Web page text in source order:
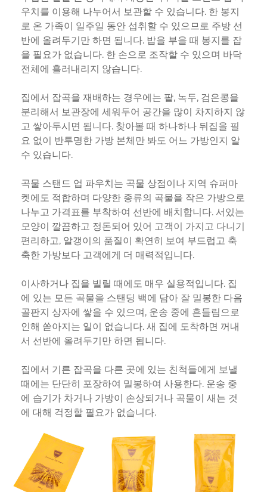
우치를 이용해 나누어서 보관할 수 있습니다. 한 봉지
로 온 가족이 일주일 동안 섭취할 수 있으므로 주방 선
반에 올려두기만 하면 됩니다. 밥을 부을 때 봉지를 잡
을 필요가 없습니다. 한 손으로 조작할 수 있으며 바닥
전체에 흘러내리지 않습니다.
집에서 잡곡을 재배하는 경우에는 팥, 녹두, 검은콩을
분리해서 보관장에 세워두어 공간을 많이 차지하지 않
고 쌓아두시면 됩니다. 찾아볼 때 하나하나 뒤집을 필
요 없이 반투명한 가방 본체만 봐도 어느 가방인지 알
수 있습니다.
곡물 스탠드 업 파우치는 곡물 상점이나 지역 슈퍼마
켓에도 적합하며 다양한 종류의 곡물을 작은 가방으로
나누고 가격표를 부착하여 선반에 배치합니다. 서있는
모양이 깔끔하고 정돈되어 있어 고객이 가지고 다니기
편리하고, 알갱이의 품질이 확연히 보여 부드럽고 축
축한 가방보다 고객에게 더 매력적입니다.
이사하거나 집을 빌릴 때에도 매우 실용적입니다. 집
에 있는 모든 곡물을 스탠딩 백에 담아 잘 밀봉한 다음
골판지 상자에 쌓을 수 있으며, 운송 중에 흔들림으로
인해 쏟아지는 일이 없습니다. 새 집에 도착하면 꺼내
서 선반에 올려두기만 하면 됩니다.
집에서 기른 잡곡을 다른 곳에 있는 친척들에게 보낼
때에는 단단히 포장하여 밀봉하여 사용한다. 운송 중
에 습기가 차거나 가방이 손상되거나 곡물이 새는 것
에 대해 걱정할 필요가 없습니다.